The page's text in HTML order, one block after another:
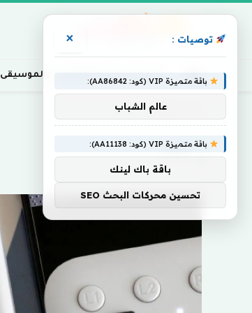
أخبار السينما، التلفزيون، والموسيقى
Home
BOY
توصيات : ×
باقة متميزة VIP (كود: AA86842):
عالم الشباب
باقة متميزة VIP (كود: AA11138):
باقة باك لينك
تحسين محركات البحث SEO